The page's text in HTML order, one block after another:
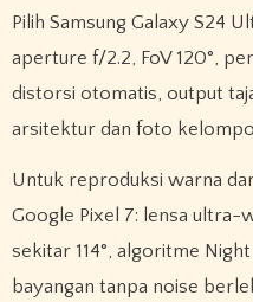
Pilih Samsung Galaxy S24
aperture f/2.2, FoV 120°,
distorsi otomatis, output
arsitektur dan foto
Untuk reproduksi warna
Google Pixel 7: lensa ultra-
sekitar 114°, algoritme
bayangan tanpa noise